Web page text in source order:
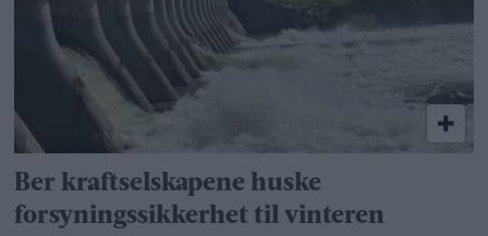
Ber kraftselskapene huske
forsyningssikkerhet til vinteren